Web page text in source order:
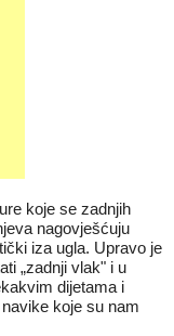
koje se zadnjih
nagovješćuju
iza ugla. Upravo je
„zadnji vlak" i u
dijetama i
koje su nam